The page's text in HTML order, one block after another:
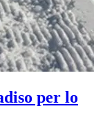
per lo